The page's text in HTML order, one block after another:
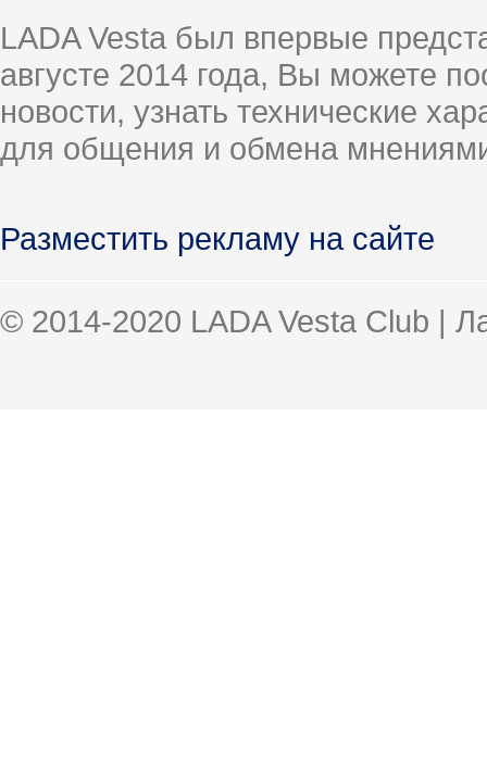
LADA Vesta был впервые
августе 2014 года, Вы можете
новости, узнать технические
для общения и обмена
Разместить рекламу на сайте
© 2014-2020 LADA Vesta Club |